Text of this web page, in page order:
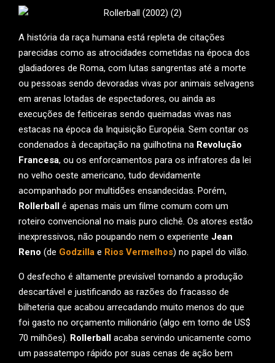
A história da raça humana está repleta de citações
parecidas como as atrocidades cometidas na época dos
gladiadores de Roma, com lutas sangrentas até a morte
ou pessoas sendo devoradas vivas por animais selvagens
em arenas lotadas de espectadores, ou ainda as
execuções de feiticeiras sendo queimadas vivas nas
estacas na época da Inquisição Européia. Sem contar os
condenados à decapitação na guilhotina na Revolução
Francesa, ou os enforcamentos para os infratores da lei
no velho oeste americano, tudo devidamente
acompanhado por multidões ensandecidas. Porém,
Rollerball é apenas mais um filme comum com um
roteiro convencional no mais puro clichê. Os atores estão
inexpressivos, não poupando nem o experiente Jean
Reno (de Godzilla e Rios Vermelhos) no papel do vilão.
O desfecho é altamente previsível tornando a produção
descartável e justificando as razões do fracasso de
bilheteria que acabou arrecadando muito menos do que
foi gasto no orçamento milionário (algo em torno de US$
70 milhões). Rollerball acaba servindo unicamente como
um passatempo rápido por suas cenas de ação bem